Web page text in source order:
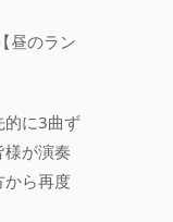
昼のラン
的に3曲ず
が演奏
から再度